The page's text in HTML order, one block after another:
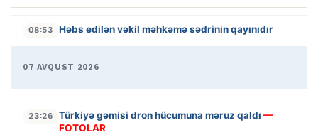
08:53 Həbs edilən vəkil məhkəmə sədrinin qayınıdır
07 AVQUST 2026
23:26 Türkiyə gəmisi dron hücumuna məruz qaldı —
FOTOLAR